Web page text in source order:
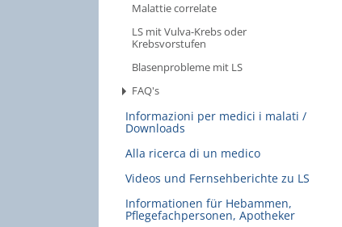
Malattie correlate
LS mit Vulva-Krebs oder
Krebsvorstufen
Blasenprobleme mit LS
FAQ's
Informazioni per medici i malati /
Downloads
Alla ricerca di un medico
Videos und Fernsehberichte zu LS
Informationen für Hebammen,
Pflegefachpersonen, Apotheker